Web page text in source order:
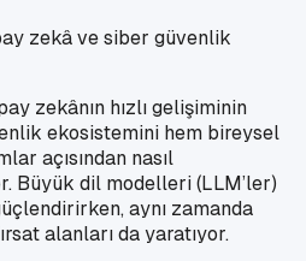
zekâ ve siber güvenlik
zekânın hızlı gelişiminin
ekosistemini hem bireysel
açısından nasıl
Büyük dil modelleri (LLM’ler)
aynı zamanda
alanları da yaratıyor.